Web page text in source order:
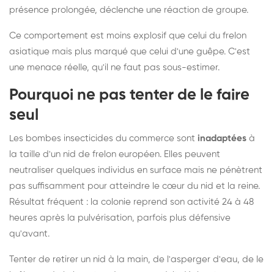
présence prolongée, déclenche une réaction de groupe.
Ce comportement est moins explosif que celui du frelon
asiatique mais plus marqué que celui d'une guêpe. C'est
une menace réelle, qu'il ne faut pas sous-estimer.
Pourquoi ne pas tenter de le faire
seul
Les bombes insecticides du commerce sont inadaptées à
la taille d'un nid de frelon européen. Elles peuvent
neutraliser quelques individus en surface mais ne pénètrent
pas suffisamment pour atteindre le cœur du nid et la reine.
Résultat fréquent : la colonie reprend son activité 24 à 48
heures après la pulvérisation, parfois plus défensive
qu'avant.
Tenter de retirer un nid à la main, de l'asperger d'eau, de le